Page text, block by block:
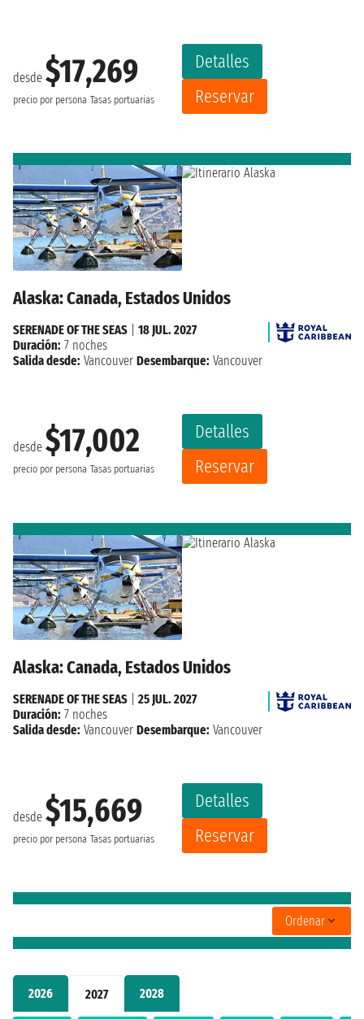
2026 2027 2028
desde $17,269
precio por persona Tasas portuarias
Detalles
Reservar
Alaska: Canada, Estados Unidos
desde $17,002
precio por persona Tasas portuarias
Detalles
Reservar
SERENADE OF THE SEAS
18 JUL. 2027
Duración: 7 noches
Salida desde: Vancouver Desembarque: Vancouver
Alaska: Canada, Estados Unidos
desde $15,669
precio por persona Tasas portuarias
Detalles
Reservar
SERENADE OF THE SEAS
25 JUL. 2027
Duración: 7 noches
Salida desde: Vancouver Desembarque: Vancouver
Ordenar